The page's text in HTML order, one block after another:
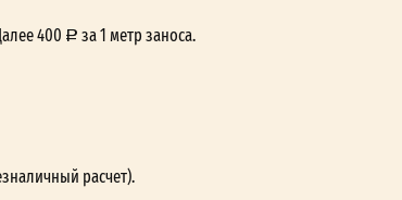
400
за 1 метр заноса.
расчет).